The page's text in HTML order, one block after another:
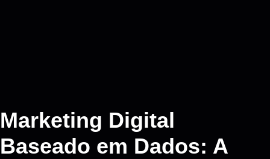
Marketing Digital
Baseado em Dados: A